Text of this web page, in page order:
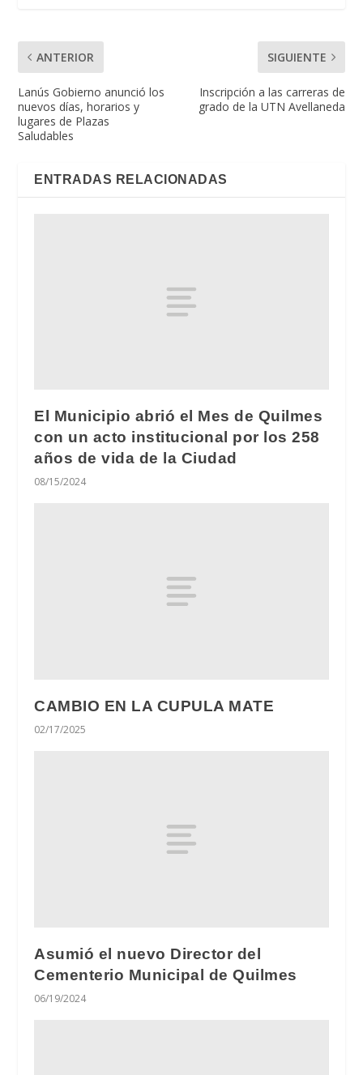
ANTERIOR
Lanús Gobierno anunció los
nuevos días, horarios y
lugares de Plazas
Saludables
SIGUIENTE
Inscripción a las carreras de
grado de la UTN Avellaneda
ENTRADAS RELACIONADAS
El Municipio abrió el Mes de Quilmes
con un acto institucional por los 258
años de vida de la Ciudad
08/15/2024
CAMBIO EN LA CUPULA MATE
02/17/2025
Asumió el nuevo Director del
Cementerio Municipal de Quilmes
06/19/2024